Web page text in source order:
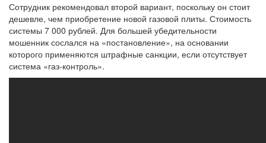
Сотрудник рекомендовал второй вариант, поскольку он стоит
дешевле, чем приобретение новой газовой плиты. Стоимость
системы 7 000 рублей. Для большей убедительности
мошенник сослался на «постановление», на основании
которого применяются штрафные санкции, если отсутствует
система «газ-контроль».